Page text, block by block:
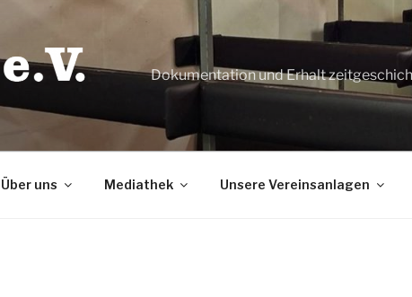
Dokumentation und Erhalt
Über uns Mediathek Unsere Vereinsanlagen